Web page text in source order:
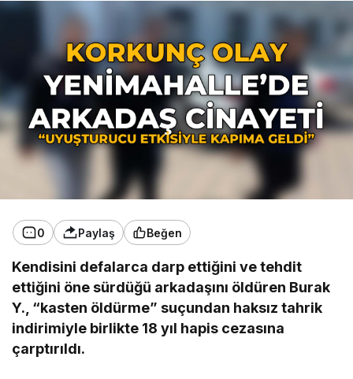
0 Paylaş Beğen
Kendisini defalarca darp ettiğini ve tehdit
ettiğini öne sürdüğü arkadaşını öldüren Burak
Y., “kasten öldürme” suçundan haksız tahrik
indirimiyle birlikte 18 yıl hapis cezasına
çarptırıldı.